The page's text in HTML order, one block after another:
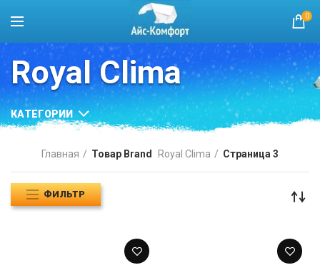
0
Royal Clima
КАТЕГОРИИ
Главная Товар Brand Royal Clima Страница 3
ФИЛЬТР